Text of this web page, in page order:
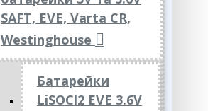
SAFT, EVE, Varta CR,
Westinghouse
Батарейки
LiSOCl2 EVE 3.6V